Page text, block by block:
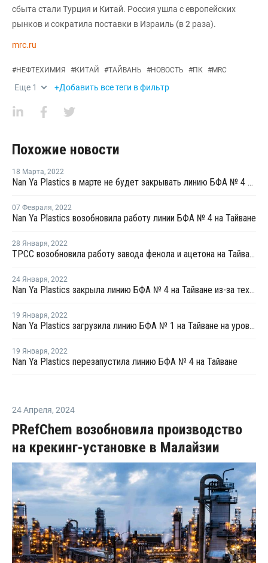
сбыта стали Турция и Китай. Россия ушла с европейских
рынков и сократила поставки в Израиль (в 2 раза).
mrc.ru
#НЕФТЕХИМИЯ #КИТАЙ #ТАЙВАНЬ #НОВОСТЬ #ПК #MRC
Еще 1 +Добавить все теги в фильтр
Похожие новости
18 Марта, 2022
Nan Ya Plastics в марте не будет закрывать линию БФА № 4 на Тайване на плановый ремонт
07 Февраля, 2022
Nan Ya Plastics возобновила работу линии БФА № 4 на Тайване
28 Января, 2022
TPCC возобновила работу завода фенола и ацетона на Тайване после профилактики
24 Января, 2022
Nan Ya Plastics закрыла линию БФА № 4 на Тайване из-за технических проблем
19 Января, 2022
Nan Ya Plastics загрузила линию БФА № 1 на Тайване на уровне более чем 75% после перезапуска
19 Января, 2022
Nan Ya Plastics перезапустила линию БФА № 4 на Тайване
24 Апреля, 2024
PRefChem возобновила производство
на крекинг-установке в Малайзии